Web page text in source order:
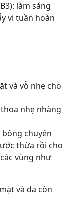
làm sáng
vi tuần hoàn
và vỗ nhẹ cho
nhẹ nhàng
chuyên
thừa rồi cho
vùng như
và da còn